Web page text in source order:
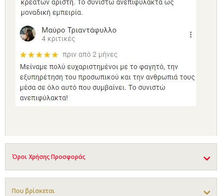
Όροι Χρήσης Προσφοράς
Που βρίσκεται